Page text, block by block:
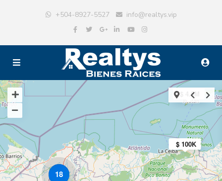
+504-8927-5527 info@realtys.vip
$ 100K
$ 4.5M
18